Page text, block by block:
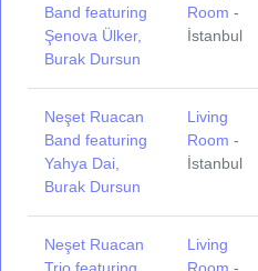
Band featuring
Şenova Ülker,
Burak Dursun
Room -
İstanbul
Neşet Ruacan
Band featuring
Yahya Dai,
Burak Dursun
Living
Room -
İstanbul
Neşet Ruacan
Living